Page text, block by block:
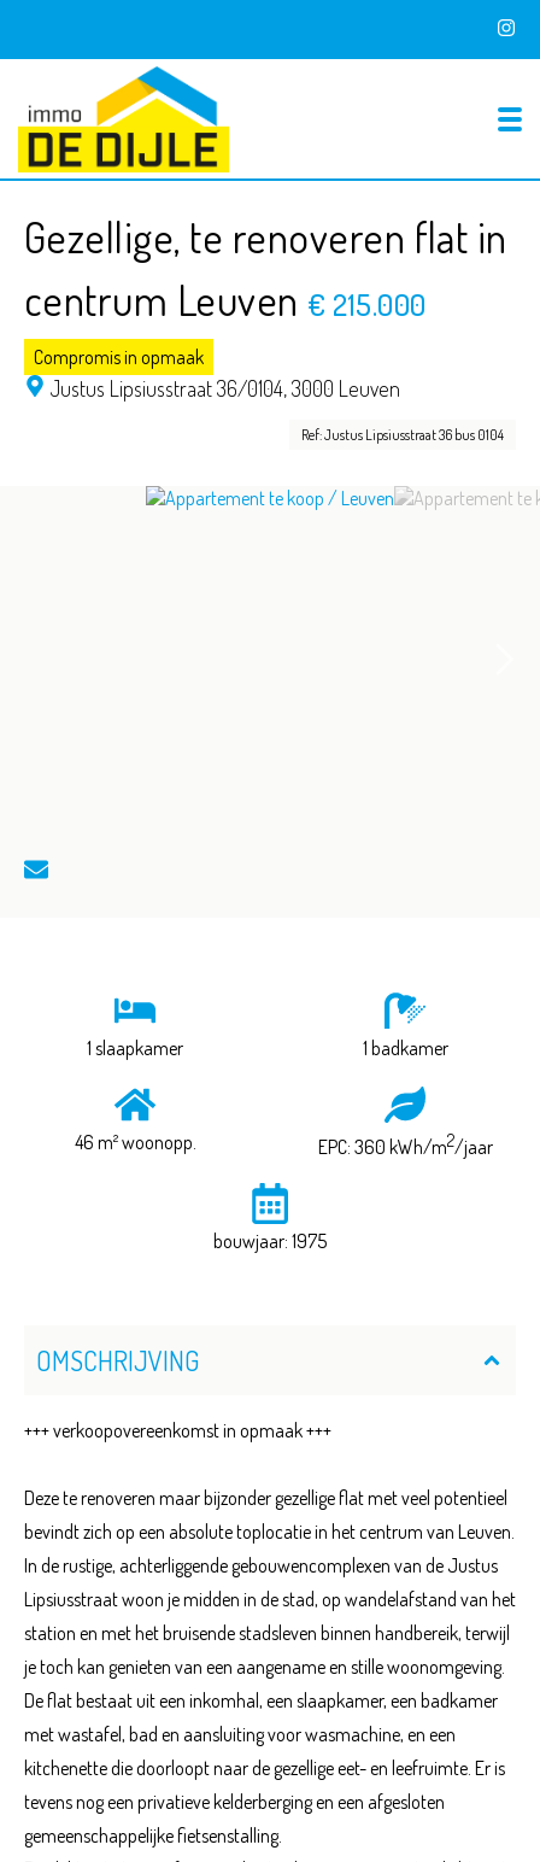
Gezellige, te renoveren flat in
centrum Leuven € 215.000
Compromis in opmaak
Justus Lipsiusstraat 36/0104,3000 Leuven
Ref: Justus Lipsiusstraat 36 bus 0104
1 slaapkamer 1 badkamer
46 m² woonopp. EPC: 360 kWh/m2/jaar
bouwjaar: 1975
OMSCHRIJVING
+++ verkoopovereenkomst in opmaak +++
Deze te renoveren maar bijzonder gezellige flat met veel potentieel
bevindt zich op een absolute toplocatie in het centrum van Leuven.
In de rustige, achterliggende gebouwencomplexen van de Justus
Lipsiusstraat woon je midden in de stad, op wandelafstand van het
station en met het bruisende stadsleven binnen handbereik, terwijl
je toch kan genieten van een aangename en stille woonomgeving.
De flat bestaat uit een inkomhal, een slaapkamer, een badkamer
met wastafel, bad en aansluiting voor wasmachine, en een
kitchenette die doorloopt naar de gezellige eet- en leefruimte. Er is
tevens nog een privatieve kelderberging en een afgesloten
gemeenschappelijke fietsenstalling.